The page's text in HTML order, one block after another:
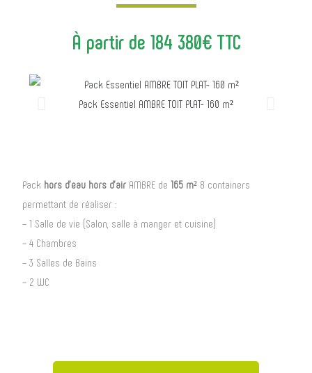
À partir de 184 380€ TTC
Pack Essentiel AMBRE TOIT PLAT- 160 m²
Pack hors d’eau hors d’air AMBRE de165 m² 8 containers
permettant de réaliser :
– 1 Salle de vie (Salon, salle à manger et cuisine)
– 4 Chambres
– 3 Salles de Bains
– 2 WC